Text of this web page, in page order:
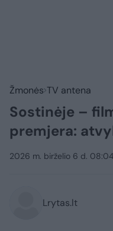
Žmonės TV antena
Sostinėje –
premjera:
2026 m. birželio 6 d. 08:04
Lrytas.lt